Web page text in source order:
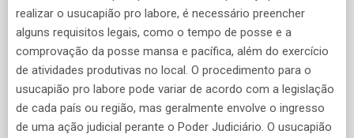
realizar o usucapião pro labore, é necessário preencher
alguns requisitos legais, como o tempo de posse e a
comprovação da posse mansa e pacífica, além do exercício
de atividades produtivas no local. O procedimento para o
usucapião pro labore pode variar de acordo com a legislação
de cada país ou região, mas geralmente envolve o ingresso
de uma ação judicial perante o Poder Judiciário. O usucapião